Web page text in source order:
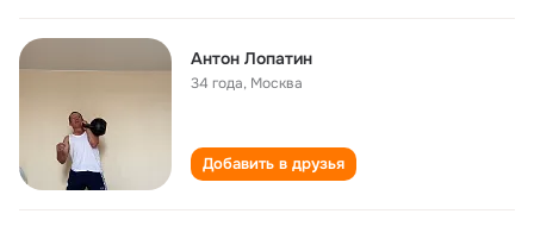
Антон Лопатин
34 года, Москва
Добавить в друзья